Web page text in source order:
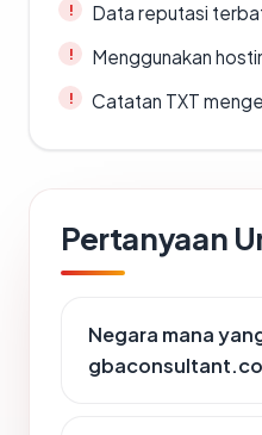
Data reputasi
Menggunakan
Catatan TXT
Pertanyaan
Negara mana